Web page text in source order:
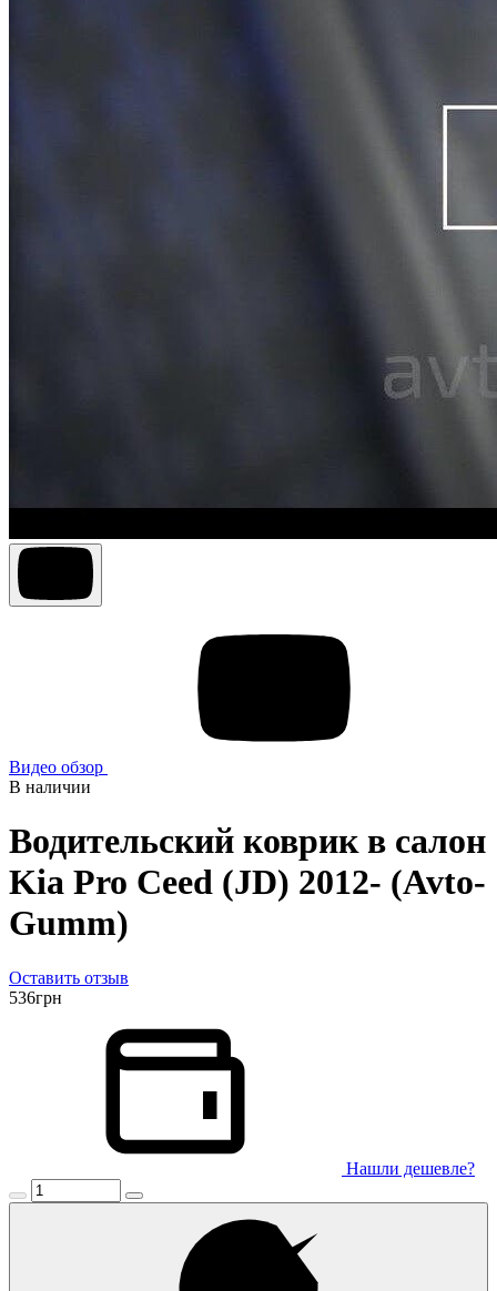
Видео обзор
В наличии
Водительский коврик в салон
Kia Pro Ceed (JD) 2012- (Avto-
Gumm)
Оставить отзыв
536грн
Нашли дешевле?